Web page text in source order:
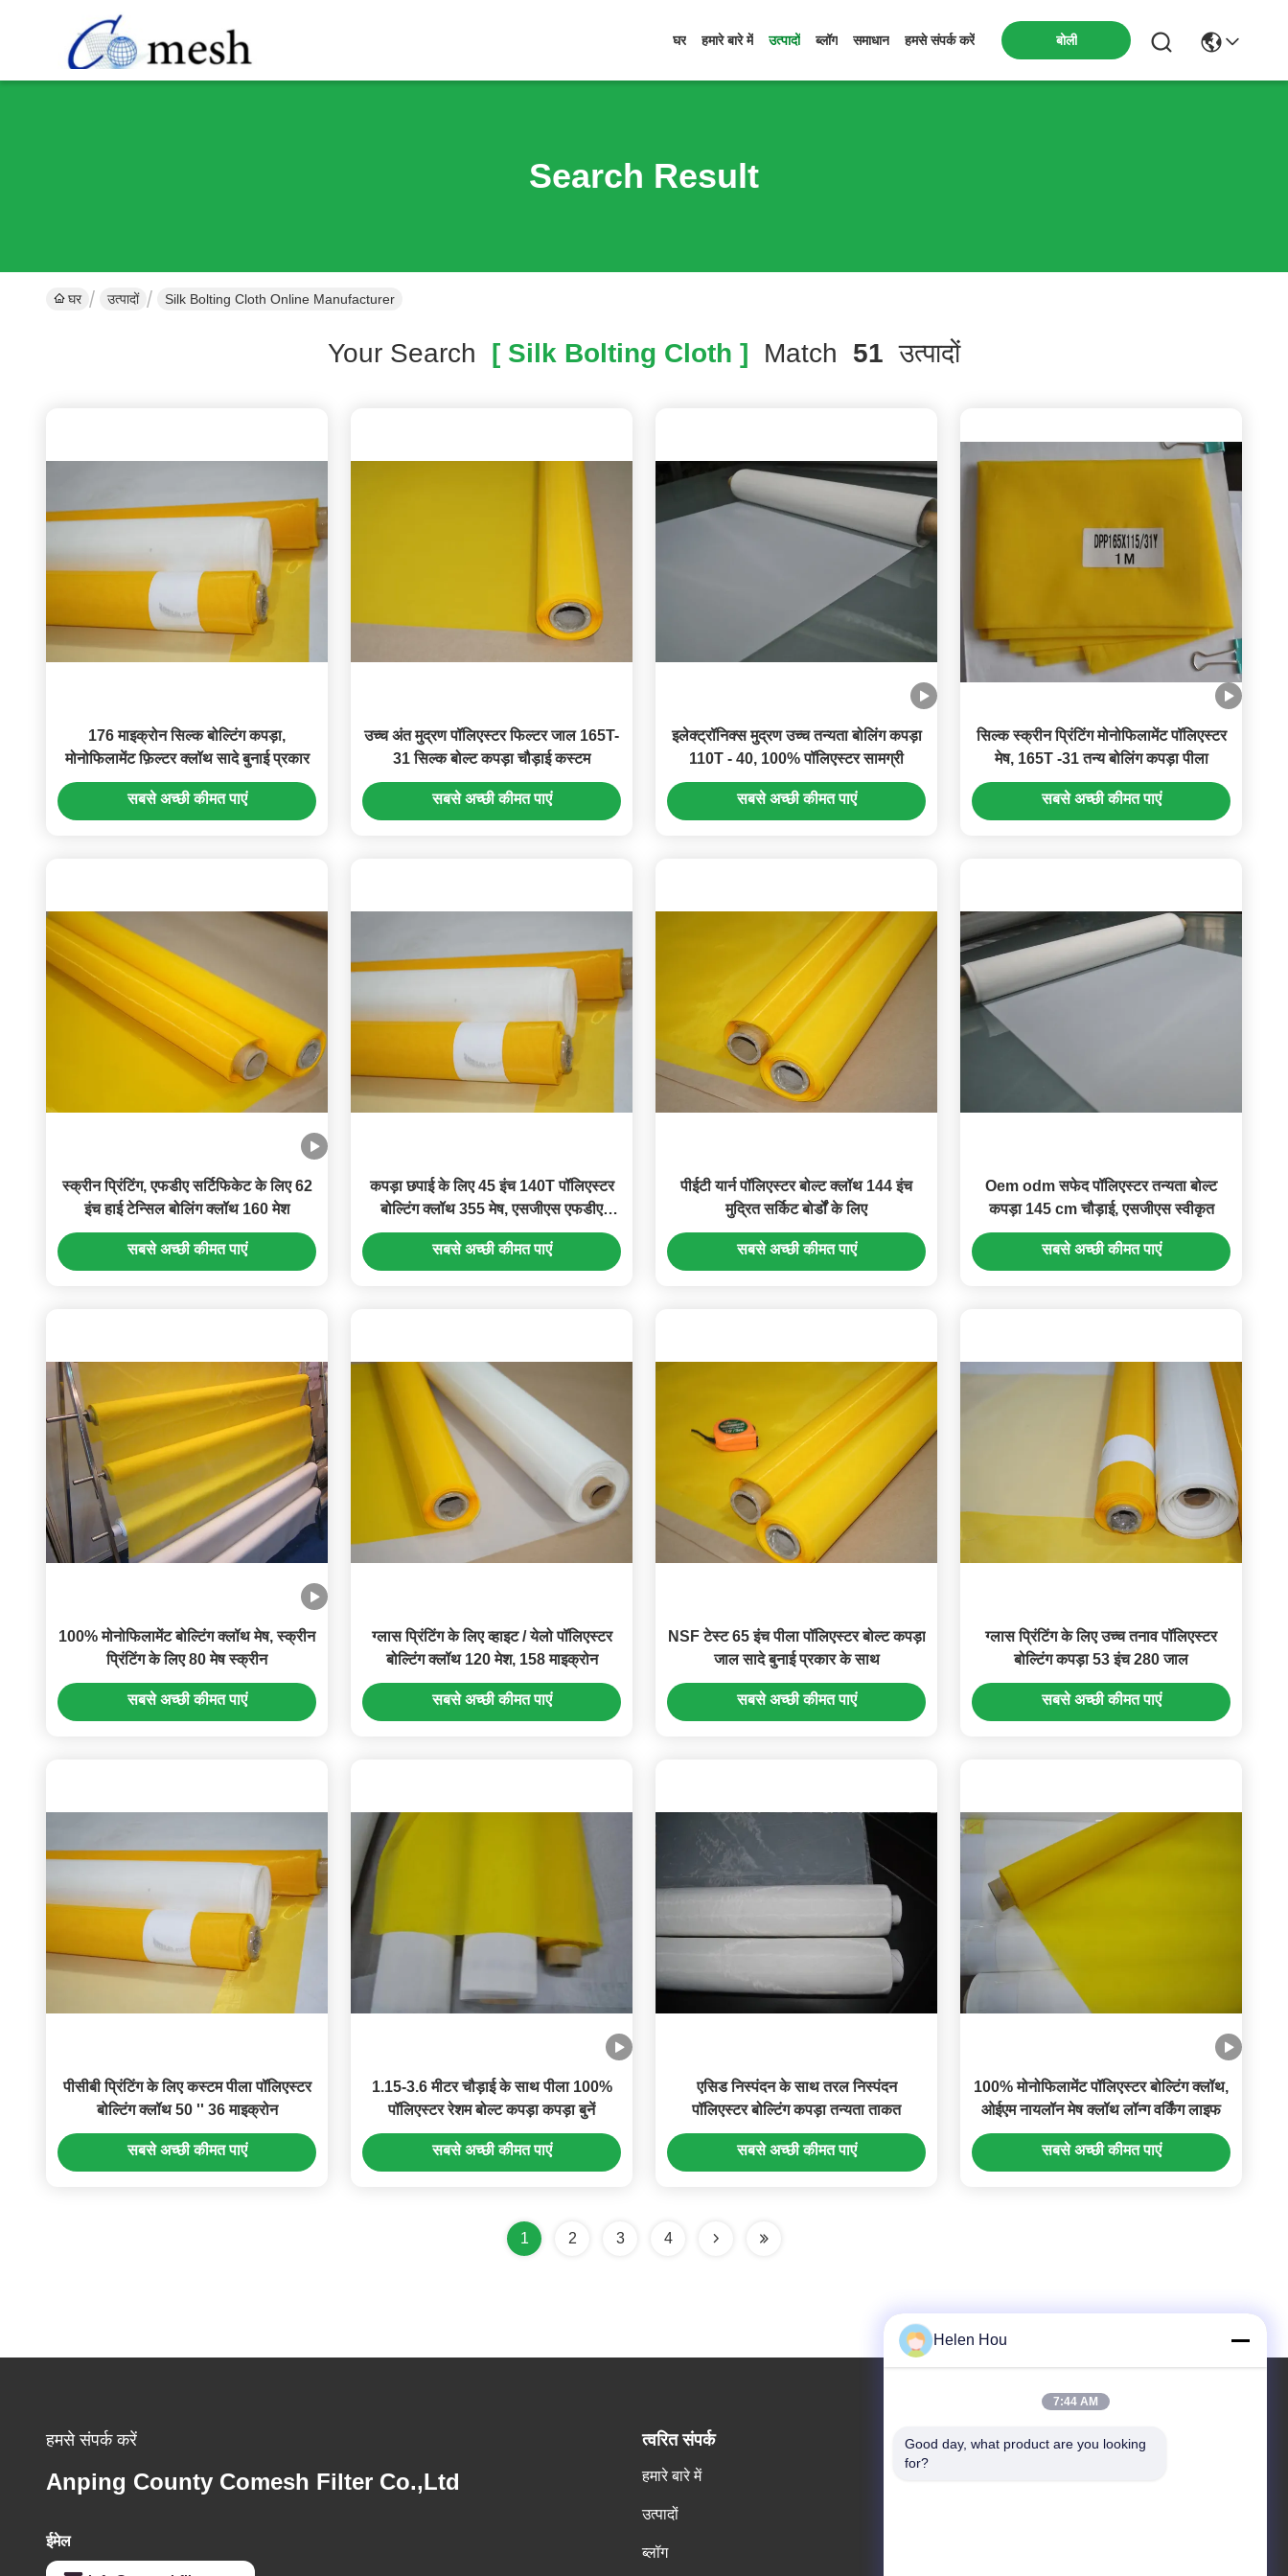
घर हमारे बारे में उत्पादों ब्लॉग समाधान हमसे संपर्क करें बोली
Search Result
घर उत्पादों Silk Bolting Cloth Online Manufacturer
Your Search [ Silk Bolting Cloth ] Match 51 उत्पादों
176 माइक्रोन सिल्क बोल्टिंग कपड़ा,
मोनोफिलामेंट फ़िल्टर क्लॉथ सादे बुनाई प्रकार
सबसे अच्छी कीमत पाएं
उच्च अंत मुद्रण पॉलिएस्टर फिल्टर जाल 165T-
31 सिल्क बोल्ट कपड़ा चौड़ाई कस्टम
सबसे अच्छी कीमत पाएं
इलेक्ट्रॉनिक्स मुद्रण उच्च तन्यता बोलिंग कपड़ा
110T - 40, 100% पॉलिएस्टर सामग्री
सबसे अच्छी कीमत पाएं
सिल्क स्क्रीन प्रिंटिंग मोनोफिलामेंट पॉलिएस्टर
मेष, 165T -31 तन्य बोलिंग कपड़ा पीला
सबसे अच्छी कीमत पाएं
स्क्रीन प्रिंटिंग, एफडीए सर्टिफिकेट के लिए 62
इंच हाई टेन्सिल बोलिंग क्लॉथ 160 मेश
सबसे अच्छी कीमत पाएं
कपड़ा छपाई के लिए 45 इंच 140T पॉलिएस्टर
बोल्टिंग क्लॉथ 355 मेष, एसजीएस एफडीए
स्टैंडर्ड
सबसे अच्छी कीमत पाएं
पीईटी यार्न पॉलिएस्टर बोल्ट क्लॉथ 144 इंच
मुद्रित सर्किट बोर्डों के लिए
सबसे अच्छी कीमत पाएं
Oem odm सफेद पॉलिएस्टर तन्यता बोल्ट
कपड़ा 145 cm चौड़ाई, एसजीएस स्वीकृत
सबसे अच्छी कीमत पाएं
100% मोनोफिलामेंट बोल्टिंग क्लॉथ मेष, स्क्रीन
प्रिंटिंग के लिए 80 मेष स्क्रीन
सबसे अच्छी कीमत पाएं
ग्लास प्रिंटिंग के लिए व्हाइट / येलो पॉलिएस्टर
बोल्टिंग क्लॉथ 120 मेश, 158 माइक्रोन
सबसे अच्छी कीमत पाएं
NSF टेस्ट 65 इंच पीला पॉलिएस्टर बोल्ट कपड़ा
जाल सादे बुनाई प्रकार के साथ
सबसे अच्छी कीमत पाएं
ग्लास प्रिंटिंग के लिए उच्च तनाव पॉलिएस्टर
बोल्टिंग कपड़ा 53 इंच 280 जाल
सबसे अच्छी कीमत पाएं
पीसीबी प्रिंटिंग के लिए कस्टम पीला पॉलिएस्टर
बोल्टिंग क्लॉथ 50 '' 36 माइक्रोन
सबसे अच्छी कीमत पाएं
1.15-3.6 मीटर चौड़ाई के साथ पीला 100%
पॉलिएस्टर रेशम बोल्ट कपड़ा कपड़ा बुनें
सबसे अच्छी कीमत पाएं
एसिड निस्पंदन के साथ तरल निस्पंदन
पॉलिएस्टर बोल्टिंग कपड़ा तन्यता ताकत
सबसे अच्छी कीमत पाएं
100% मोनोफिलामेंट पॉलिएस्टर बोल्टिंग क्लॉथ,
ओईएम नायलॉन मेष क्लॉथ लॉन्ग वर्किंग लाइफ
सबसे अच्छी कीमत पाएं
1 2 3 4
हमसे संपर्क करें
Anping County Comesh Filter Co.,Ltd
ईमेल
त्वरित संपर्क
हमारे बारे में
उत्पादों
ब्लॉग
हमारा पता
Helen Hou
7:44 AM
Good day, what product are you looking
for?